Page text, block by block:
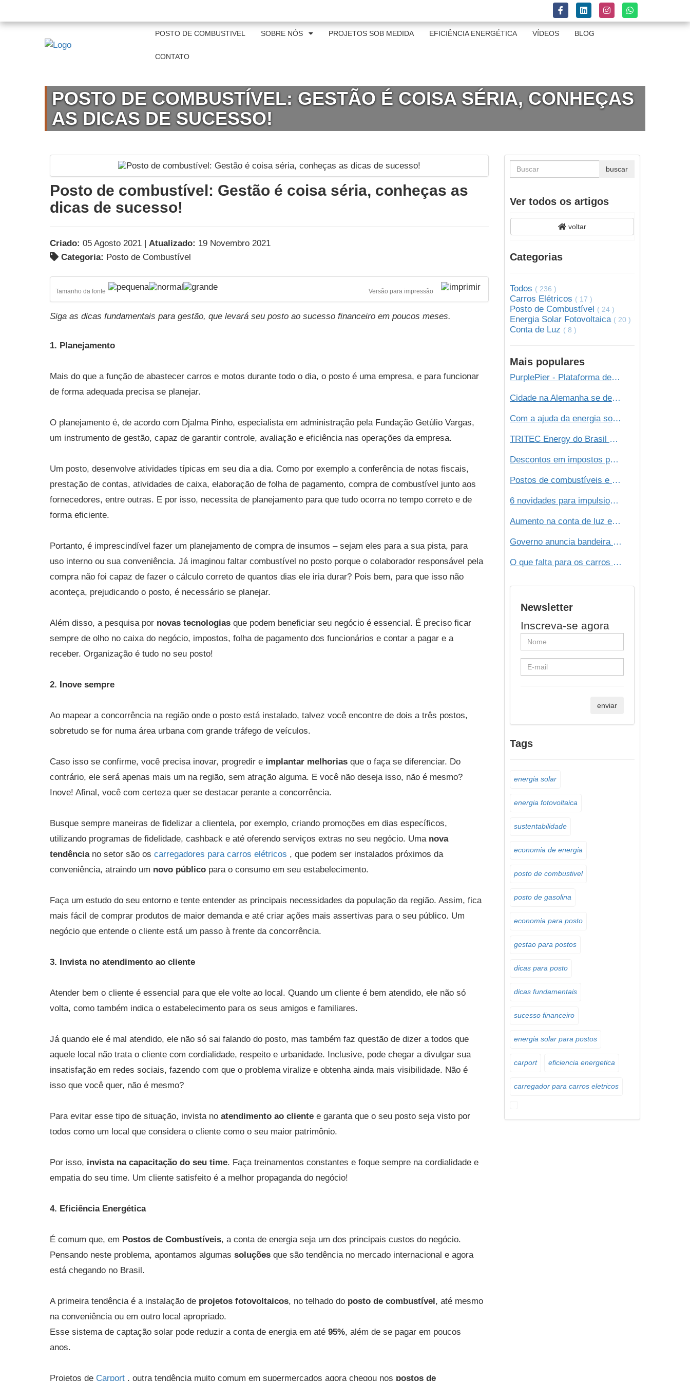
POSTO DE COMBUSTIVEL SOBRE NÓS PROJETOS SOB MEDIDA EFICIÊNCIA ENERGÉTICA VÍDEOS BLOG
CONTATO
POSTO DE COMBUSTÍVEL: GESTÃO É COISA SÉRIA, CONHEÇAS
AS DICAS DE SUCESSO!
Posto de combustível: Gestão é coisa séria, conheças as
dicas de sucesso!
Criado: 05 Agosto 2021 | Atualizado: 19 Novembro 2021
Categoria: Posto de Combustível
Tamanho da fonte Versão para impressão
Siga as dicas fundamentais para gestão, que levará seu posto ao sucesso financeiro em poucos meses.
1. Planejamento
Mais do que a função de abastecer carros e motos durante todo o dia, o posto é uma empresa, e para funcionar
de forma adequada precisa se planejar.
O planejamento é, de acordo com Djalma Pinho, especialista em administração pela Fundação Getúlio Vargas,
um instrumento de gestão, capaz de garantir controle, avaliação e eficiência nas operações da empresa.
Um posto, desenvolve atividades típicas em seu dia a dia. Como por exemplo a conferência de notas fiscais,
prestação de contas, atividades de caixa, elaboração de folha de pagamento, compra de combustível junto aos
fornecedores, entre outras. E por isso, necessita de planejamento para que tudo ocorra no tempo correto e de
forma eficiente.
Portanto, é imprescindível fazer um planejamento de compra de insumos – sejam eles para a sua pista, para
uso interno ou sua conveniência. Já imaginou faltar combustível no posto porque o colaborador responsável pela
compra não foi capaz de fazer o cálculo correto de quantos dias ele iria durar? Pois bem, para que isso não
aconteça, prejudicando o posto, é necessário se planejar.
Além disso, a pesquisa por novas tecnologias que podem beneficiar seu negócio é essencial. É preciso ficar
sempre de olho no caixa do negócio, impostos, folha de pagamento dos funcionários e contar a pagar e a
receber. Organização é tudo no seu posto!
2. Inove sempre
Ao mapear a concorrência na região onde o posto está instalado, talvez você encontre de dois a três postos,
sobretudo se for numa área urbana com grande tráfego de veículos.
Caso isso se confirme, você precisa inovar, progredir e implantar melhorias que o faça se diferenciar. Do
contrário, ele será apenas mais um na região, sem atração alguma. E você não deseja isso, não é mesmo?
Inove! Afinal, você com certeza quer se destacar perante a concorrência.
Busque sempre maneiras de fidelizar a clientela, por exemplo, criando promoções em dias específicos,
utilizando programas de fidelidade, cashback e até oferendo serviços extras no seu negócio. Uma nova
tendênciano setor são os carregadores para carros elétricos , que podem ser instalados próximos da
conveniência, atraindo um novo público para o consumo em seu estabelecimento.
Faça um estudo do seu entorno e tente entender as principais necessidades da população da região. Assim, fica
mais fácil de comprar produtos de maior demanda e até criar ações mais assertivas para o seu público. Um
negócio que entende o cliente está um passo à frente da concorrência.
3. Invista no atendimento ao cliente
Atender bem o cliente é essencial para que ele volte ao local. Quando um cliente é bem atendido, ele não só
volta, como também indica o estabelecimento para os seus amigos e familiares.
Já quando ele é mal atendido, ele não só sai falando do posto, mas também faz questão de dizer a todos que
aquele local não trata o cliente com cordialidade, respeito e urbanidade. Inclusive, pode chegar a divulgar sua
insatisfação em redes sociais, fazendo com que o problema viralize e obtenha ainda mais visibilidade. Não é
isso que você quer, não é mesmo?
Para evitar esse tipo de situação, invista no atendimento ao cliente e garanta que o seu posto seja visto por
todos como um local que considera o cliente como o seu maior patrimônio.
Por isso, invista na capacitação do seu time. Faça treinamentos constantes e foque sempre na cordialidade e
empatia do seu time. Um cliente satisfeito é a melhor propaganda do negócio!
4. Eficiência Energética
É comum que, em Postos de Combustíveis, a conta de energia seja um dos principais custos do negócio.
Pensando neste problema, apontamos algumas soluções que são tendência no mercado internacional e agora
está chegando no Brasil.
A primeira tendência é a instalação de projetos fotovoltaicos, no telhado do posto de combustível, até mesmo
na conveniência ou em outro local apropriado.
Esse sistema de captação solar pode reduzir a conta de energia em até 95%, além de se pagar em poucos
anos.
Projetos de Carport , outra tendência muito comum em supermercados agora chegou nos postos de
Ver todos os artigos
voltar
Categorias
Todos ( 236 )
Carros Elétricos ( 17 )
Posto de Combustível ( 24 )
Energia Solar Fotovoltaica ( 20 )
Conta de Luz ( 8 )
Mais populares
PurplePier - Plataforma de Marketing Digital
Cidade na Alemanha se desconecta da rede elétrica e passa a usar energia 100% de energia renovável
Com a ajuda da energia solar, número de veículos elétricos deve dobrar em 2020!
TRITEC Energy do Brasil Ltda
Descontos em impostos para quem usar energia solar. Conheça a tendência!
Postos de combustíveis e energia solar - O futuro é agora!
6 novidades para impulsionar os Postos de Combustíveis
Aumento na conta de luz e a crise hídrica impulsionam mercado de energia solar
Governo anuncia bandeira tarifária 'escassez hídrica'; custo será de R$ 14,20 a cada 100 kWh
O que falta para os carros elétricos pegarem no Brasil?
Newsletter
Inscreva-se agora
Tags
energia solar
energia fotovoltaica
sustentabilidade
economia de energia
posto de combustivel
posto de gasolina
economia para posto
gestao para postos
dicas para posto
dicas fundamentais
sucesso financeiro
energia solar para postos
carport eficiencia energetica
carregador para carros eletricos